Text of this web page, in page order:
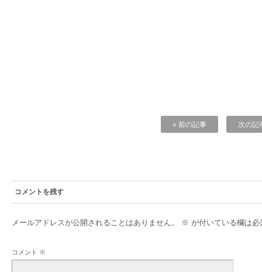
« 前の記事 次の記
コメントを残す
メールアドレスが公開されることはありません。 ※ が付いている欄は必
コメント ※